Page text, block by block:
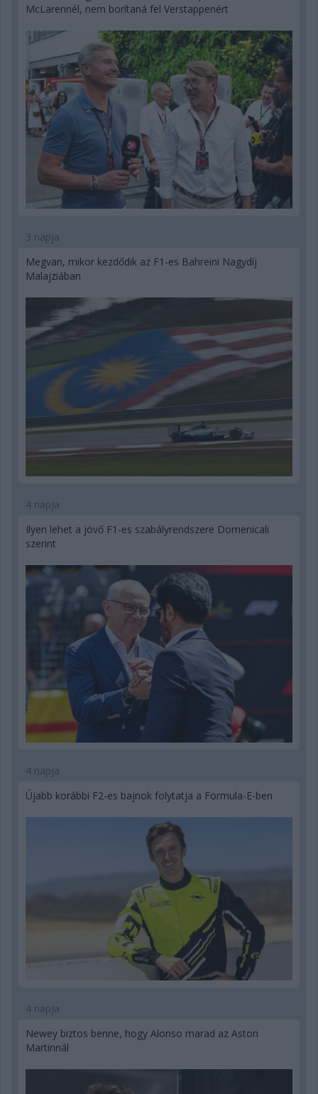
McLarennél, nem borítaná fel Verstappenért
3 napja
Megvan, mikor kezdődik az F1-es Bahreini Nagydíj
Malajziában
4 napja
Ilyen lehet a jövő F1-es szabályrendszere Domenicali
szerint
4 napja
Újabb korábbi F2-es bajnok folytatja a Formula-E-ben
4 napja
Newey biztos benne, hogy Alonso marad az Aston
Martinnál